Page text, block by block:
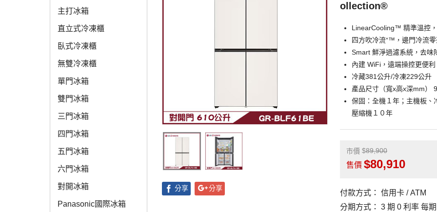
主打冰箱
直立式冷凍櫃
臥式冷凍櫃
無雙冷凍櫃
單門冰箱
雙門冰箱
三門冰箱
四門冰箱
五門冰箱
六門冰箱
對開冰箱
Panasonic國際冰箱
分享 分享
ollection®
LinearCooling™ 精準溫控
四方吹冷流⁺™，邊門冷流
Smart 鮮淨過濾系統，去味
內建 WiFi，遠端操控更便利
冷藏381公升/冷凍229公升
產品尺寸（寬x高x深mm）
保固：全機１年；主機板、
壓縮機１０年
市價 89,900
售價 80,910
付款方式：
信用卡 / ATM
分期方式：
3 期 0 利率 每